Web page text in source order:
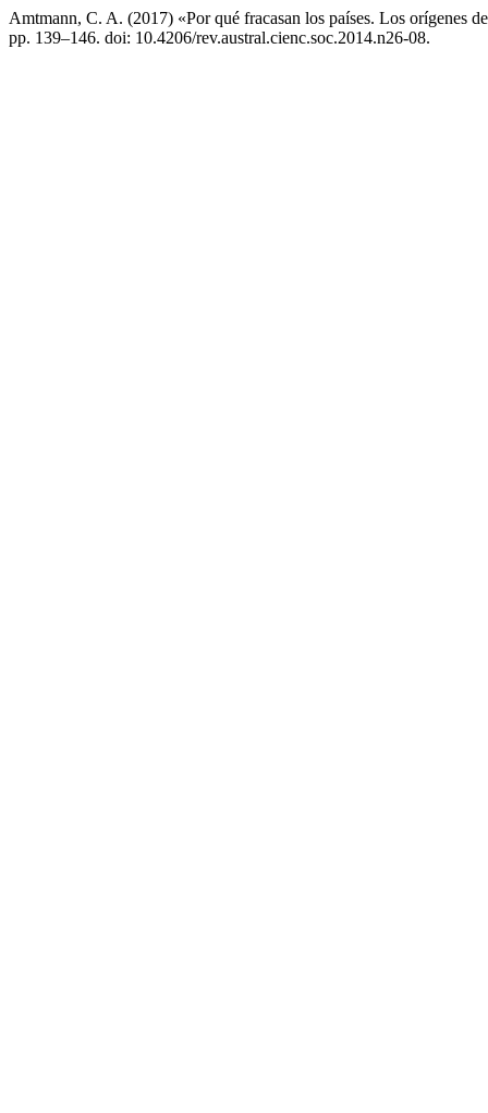
Amtmann, C. A. (2017) «Por qué fracasan los países. Los orígenes
pp. 139–146. doi: 10.4206/rev.austral.cienc.soc.2014.n26-08.